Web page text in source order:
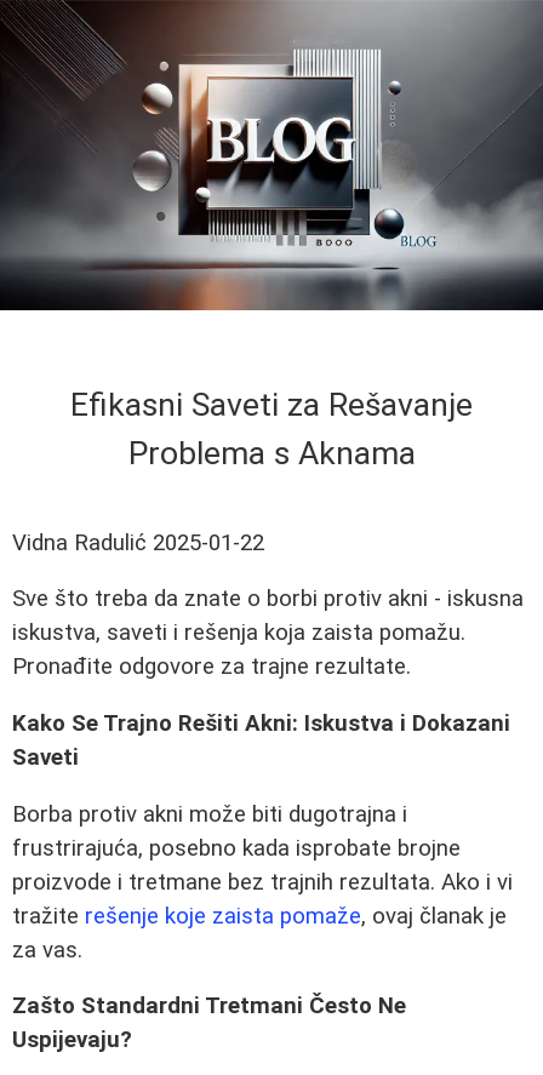
Efikasni Saveti za Rešavanje
Problema s Aknama
Vidna Radulić 2025-01-22
Sve što treba da znate o borbi protiv akni - iskusna
iskustva, saveti i rešenja koja zaista pomažu.
Pronađite odgovore za trajne rezultate.
Kako Se Trajno Rešiti Akni: Iskustva i Dokazani
Saveti
Borba protiv akni može biti dugotrajna i
frustrirajuća, posebno kada isprobate brojne
proizvode i tretmane bez trajnih rezultata. Ako i vi
tražite rešenje koje zaista pomaže, ovaj članak je
za vas.
Zašto Standardni Tretmani Često Ne
Uspijevaju?